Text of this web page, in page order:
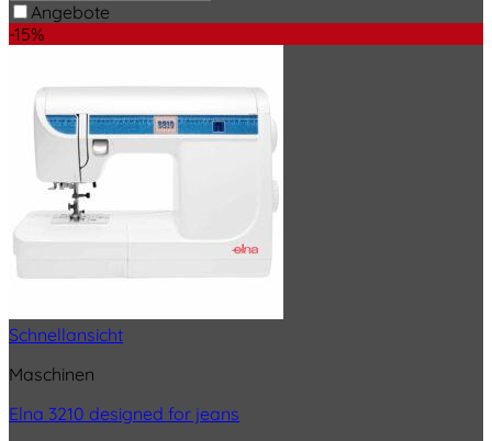
Angebote
-15%
Schnellansicht
Maschinen
Elna 3210 designed for jeans